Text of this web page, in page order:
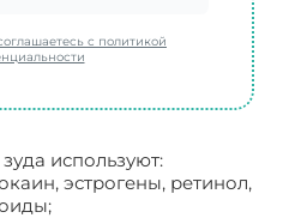
с политикой
используют:
эстрогены, ретинол,